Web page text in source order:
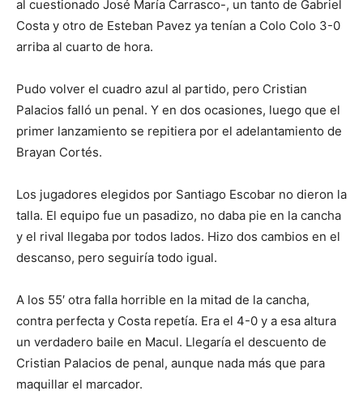
al cuestionado José María Carrasco-, un tanto de Gabriel
Costa y otro de Esteban Pavez ya tenían a Colo Colo 3-0
arriba al cuarto de hora.
Pudo volver el cuadro azul al partido, pero Cristian
Palacios falló un penal. Y en dos ocasiones, luego que el
primer lanzamiento se repitiera por el adelantamiento de
Brayan Cortés.
Los jugadores elegidos por Santiago Escobar no dieron la
talla. El equipo fue un pasadizo, no daba pie en la cancha
y el rival llegaba por todos lados. Hizo dos cambios en el
descanso, pero seguiría todo igual.
A los 55′ otra falla horrible en la mitad de la cancha,
contra perfecta y Costa repetía. Era el 4-0 y a esa altura
un verdadero baile en Macul. Llegaría el descuento de
Cristian Palacios de penal, aunque nada más que para
maquillar el marcador.